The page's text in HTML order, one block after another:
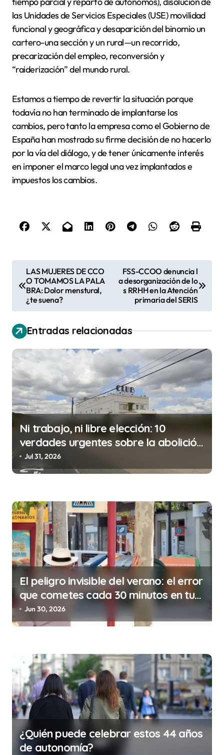
las Unidades de Servicios Especiales (USE) movilidad
funcional y geográfica y desaparición del binomio un
cartero-una sección y un rural—un recorrido,
precarización del empleo, reconversión y
“raiderización” del mundo rural.
Estamos a tiempo de revertir la situación porque
todavía no han terminado de implantarse los
cambios, pero tanto la empresa como el Gobierno de
España han mostrado su firme decisión de no hacerlo
por la vía del diálogo, y de tener únicamente interés
en imponer el marco legal una vez implantados e
impuestos los cambios.
a
g
a
c
i
ó
n
d
e
e
t
r
a
d
a
LAS MUJERES DE CCO
O TOMAMOS LA PALA
BRA: Dolor menstural,
¿te suena?
FSS-CCOO denuncia l
a desorganización de lo
s RRHH en la Atención
primaria del SERIS
Entradas relacionadas
Ni trabajo, ni libre elección: 10
verdades urgentes sobre la abolición
de la prostitución
Jul 31, 2026
El peligro invisible del verano: el error
que cometes cada 30 minutos en tu
trabajo (y la ilegalidad que te puede
costar la vida)
Jun 30, 2026
¿Quién puede celebrar estos 44 años
de autonomía?